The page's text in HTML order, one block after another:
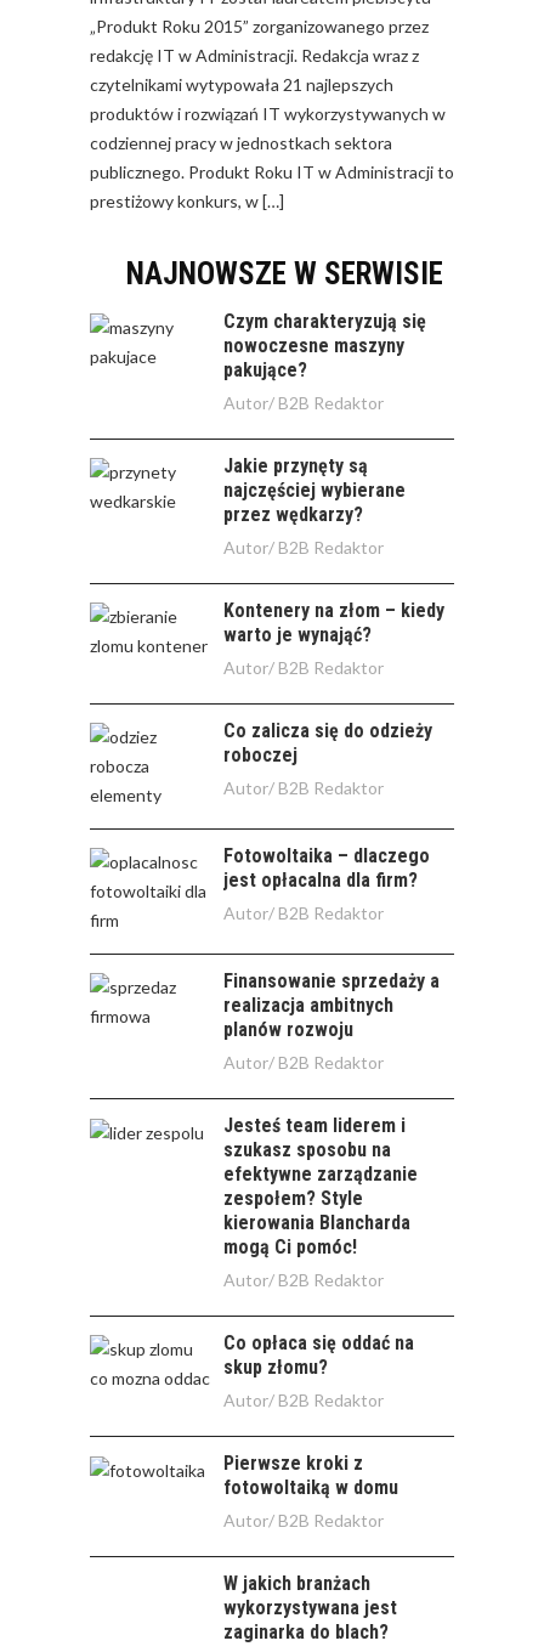
„Produkt Roku 2015” zorganizowanego przez
redakcję IT w Administracji. Redakcja wraz z
czytelnikami wytypowała 21 najlepszych
produktów i rozwiązań IT wykorzystywanych w
codziennej pracy w jednostkach sektora
publicznego. Produkt Roku IT w Administracji to
prestiżowy konkurs, w […]
NAJNOWSZE W SERWISIE
Czym charakteryzują się
nowoczesne maszyny
pakujące?
Autor/ B2B Redaktor
Jakie przynęty są
najczęściej wybierane
przez wędkarzy?
Autor/ B2B Redaktor
Kontenery na złom – kiedy
warto je wynająć?
Autor/ B2B Redaktor
Co zalicza się do odzieży
roboczej
Autor/ B2B Redaktor
Fotowoltaika – dlaczego
jest opłacalna dla firm?
Autor/ B2B Redaktor
Finansowanie sprzedaży a
realizacja ambitnych
planów rozwoju
Autor/ B2B Redaktor
Jesteś team liderem i
szukasz sposobu na
efektywne zarządzanie
zespołem? Style
kierowania Blancharda
mogą Ci pomóc!
Autor/ B2B Redaktor
Co opłaca się oddać na
skup złomu?
Autor/ B2B Redaktor
Pierwsze kroki z
fotowoltaiką w domu
Autor/ B2B Redaktor
W jakich branżach
wykorzystywana jest
zaginarka do blach?